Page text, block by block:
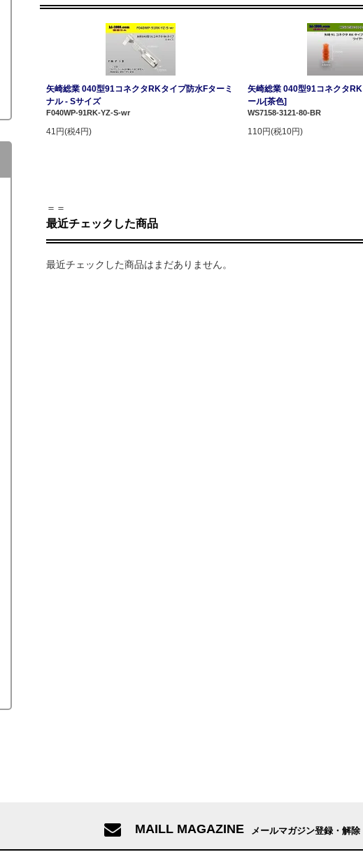
矢崎総業 040型91コネクタRKタイプ防水Fターミ
ナル - Sサイズ
F040WP-91RK-YZ-S-wr
41円(税4円)
矢崎総業 040型91コネクタ
ール[茶色]
WS7158-3121-80-BR
110円(税10円)
＝＝
最近チェックした商品
最近チェックした商品はまだありません。
MAILL MAGAZINE メールマガジン登録・解除